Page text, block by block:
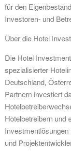
für den
Investoren- und
Über die Hotel
Die Hotel
spezialisierter
Deutschland,
Partnern investiert
Hotelbetreibern und
und